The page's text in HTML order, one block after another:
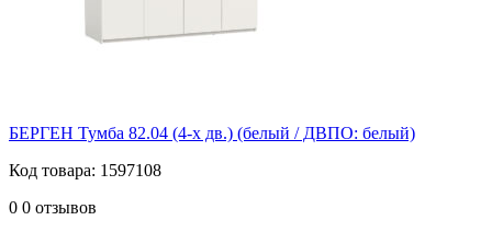
БЕРГЕН Тумба 82.04 (4-х дв.) (белый / ДВПО: белый)
Код товара: 1597108
0 0 отзывов